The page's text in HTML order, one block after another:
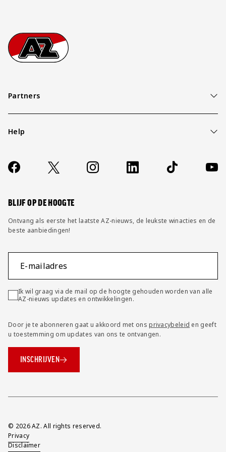
Footer
Ga naar onze homepage
Partners
Help
Contact
FAQ
Socials
https://www.facebook.com/AZAlkmaar
X Instagram LinkedIn TikTok
BLIJF OP DE HOOGTE
Ontvang als eerste het laatste AZ-nieuws, de leukste winacties en de
beste aanbiedingen!
E-mailadres
Ik wil graag via de mail op de hoogte gehouden worden van alle
AZ-nieuws updates en ontwikkelingen.
Door je te abonneren gaat u akkoord met onsprivacybeleid en geeft
u toestemming om updates van ons te ontvangen.
INSCHRIJVEN
Overig
© 2026 AZ. All rights reserved.
Privacy
Disclaimer